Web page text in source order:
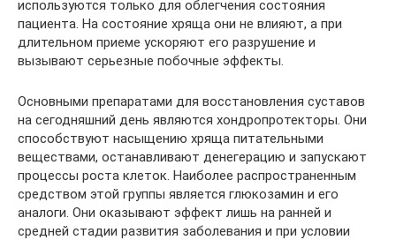
используются только для облегчения состояния
пациента. На состояние хряща они не влияют, а при
длительном приеме ускоряют его разрушение и
вызывают серьезные побочные эффекты.
Основными препаратами для восстановления суставов
на сегодняшний день являются хондропротекторы. Они
способствуют насыщению хряща питательными
веществами, останавливают денегерацию и запускают
процессы роста клеток. Наиболее распространенным
средством этой группы является глюкозамин и его
аналоги. Они оказывают эффект лишь на ранней и
средней стадии развития заболевания и при условии